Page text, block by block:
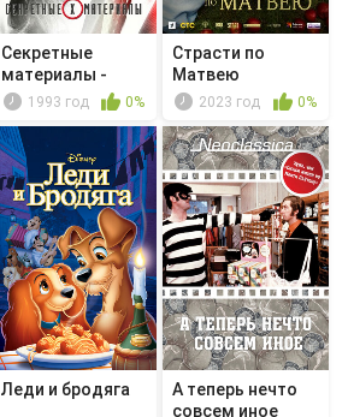
Секретные
материалы -
Одри Поли
1993 год 0%
Страсти по
Матвею
2023 год 0%
Леди и бродяга
А теперь нечто
совсем иное